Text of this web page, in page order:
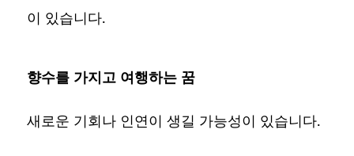
이 있습니다.
향수를 가지고 여행하는 꿈
새로운 기회나 인연이 생길 가능성이 있습니다.